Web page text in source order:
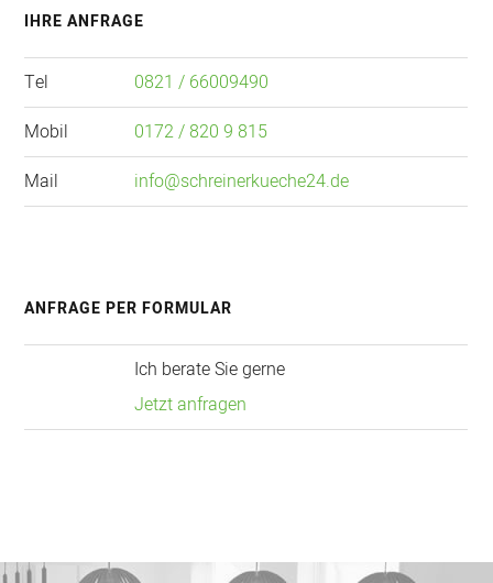
Primary
Sidebar
IHRE ANFRAGE
Tel
0821 / 66009490
Mobil
0172 / 820 9 815
Mail
info@schreinerkueche24.de
ANFRAGE PER FORMULAR
Ich berate Sie gerne
Jetzt anfragen